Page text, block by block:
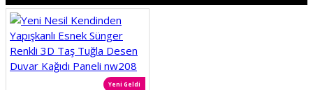
Yeni Geldi